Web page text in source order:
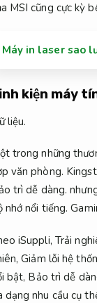
MSI cũng cực kỳ
Máy in laser sao
kiện máy
liệu.
trong những
văn phòng.
trì dễ dàng.
nhớ nổi tiếng.
iSuppli, Trải
Giảm lỗi hệ
bật, Bảo trì dễ
dạng nhu cầu cụ